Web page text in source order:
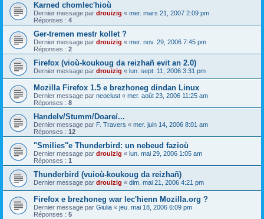
Karned chomlec'hioù
Dernier message par drouizig « mer. mars 21, 2007 2:09 pm
Réponses : 4
Ger-tremen mestr kollet ?
Dernier message par drouizig « mer. nov. 29, 2006 7:45 pm
Réponses : 2
Firefox (vioù-koukoug da reizhañ evit an 2.0)
Dernier message par drouizig « lun. sept. 11, 2006 3:31 pm
Mozilla Firefox 1.5 e brezhoneg dindan Linux
Dernier message par neoclust « mer. août 23, 2006 11:25 am
Réponses : 8
Handelv/Stumm/Doare/...
Dernier message par F. Travers « mer. juin 14, 2006 8:01 am
Réponses : 12
"Smilies"e Thunderbird: un nebeud fazioù
Dernier message par drouizig « lun. mai 29, 2006 1:05 am
Réponses : 1
Thunderbird (vuioù-koukoug da reizhañ)
Dernier message par drouizig « dim. mai 21, 2006 4:21 pm
Firefox e brezhoneg war lec'hienn Mozilla.org ?
Dernier message par Giulia « jeu. mai 18, 2006 6:09 pm
Réponses : 5